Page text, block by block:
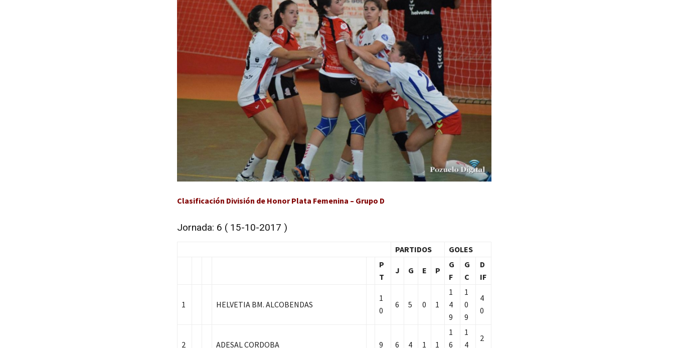
Clasificación División de Honor Plata Femenina – Grupo D
Jornada: 6 ( 15-10-2017 )
PARTIDOS
GOLES
P
T
J G E P
G
F
G
C
D
IF
1 HELVETIA BM. ALCOBENDAS
1
0
6 5 0 1
1
4
9
1
0
9
4
0
2 ADESAL CORDOBA 9 6 4 1 1
1
6
1
4
2